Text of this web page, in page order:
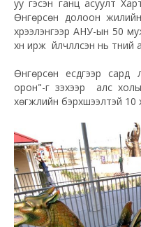
уу гэсэн ганц асуулт
Өнгөрсөн долоон
хүрээлэнгээр АНУ-ын 50
хүн ирж үйлчлүүлсэн нь
Өнгөрсөн есдүгээр
орон"-г үзэхээр алс
хөгжлийн бэрхшээлтэй 10